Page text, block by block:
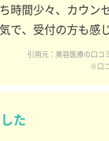
時間少々、カウン
で、受付の方も感
引用元：美容医療の口
※口
た